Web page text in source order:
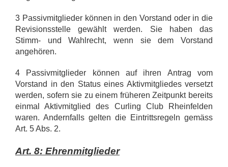
3 Passivmitglieder können in den Vorstand oder in die
Revisionsstelle gewählt werden. Sie haben das
Stimm- und Wahlrecht, wenn sie dem Vorstand
angehören.
4 Passivmitglieder können auf ihren Antrag vom
Vorstand in den Status eines Aktivmitgliedes versetzt
werden, sofern sie zu einem früheren Zeitpunkt bereits
einmal Aktivmitglied des Curling Club Rheinfelden
waren. Andernfalls gelten die Eintrittsregeln gemäss
Art. 5 Abs. 2.
Art. 8: Ehrenmitglieder